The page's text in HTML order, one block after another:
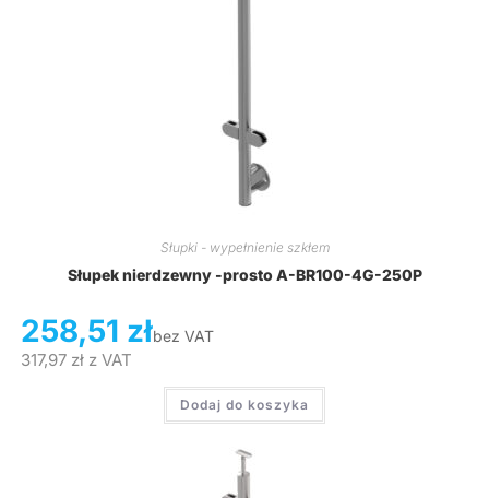
Słupki - wypełnienie szkłem
Słupek nierdzewny -prosto A-BR100-4G-250P
258,51 złbez VAT
317,97 złz VAT
Dodaj do koszyka